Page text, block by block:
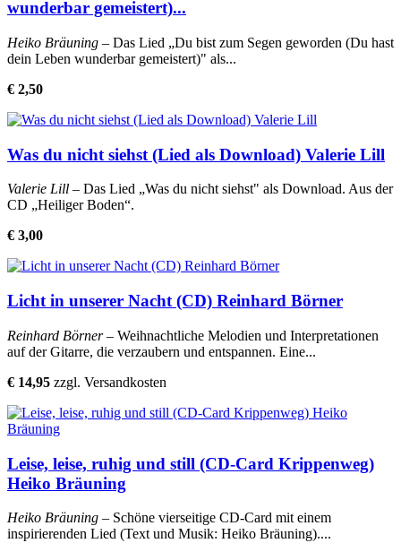
wunderbar gemeistert)...
Heiko Bräuning – Das Lied „Du bist zum Segen geworden (Du hast
dein Leben wunderbar gemeistert)" als...
€ 2,50
Was du nicht siehst (Lied als Download) Valerie Lill
Valerie Lill – Das Lied „Was du nicht siehst" als Download. Aus der
CD „Heiliger Boden“.
€ 3,00
Licht in unserer Nacht (CD) Reinhard Börner
Reinhard Börner– Weihnachtliche Melodien und Interpretationen
auf der Gitarre, die verzaubern und entspannen. Eine...
€ 14,95 zzgl. Versandkosten
Leise, leise, ruhig und still (CD-Card Krippenweg)
Heiko Bräuning
Heiko Bräuning – Schöne vierseitige CD-Card mit einem
inspirierenden Lied (Text und Musik: Heiko Bräuning)....